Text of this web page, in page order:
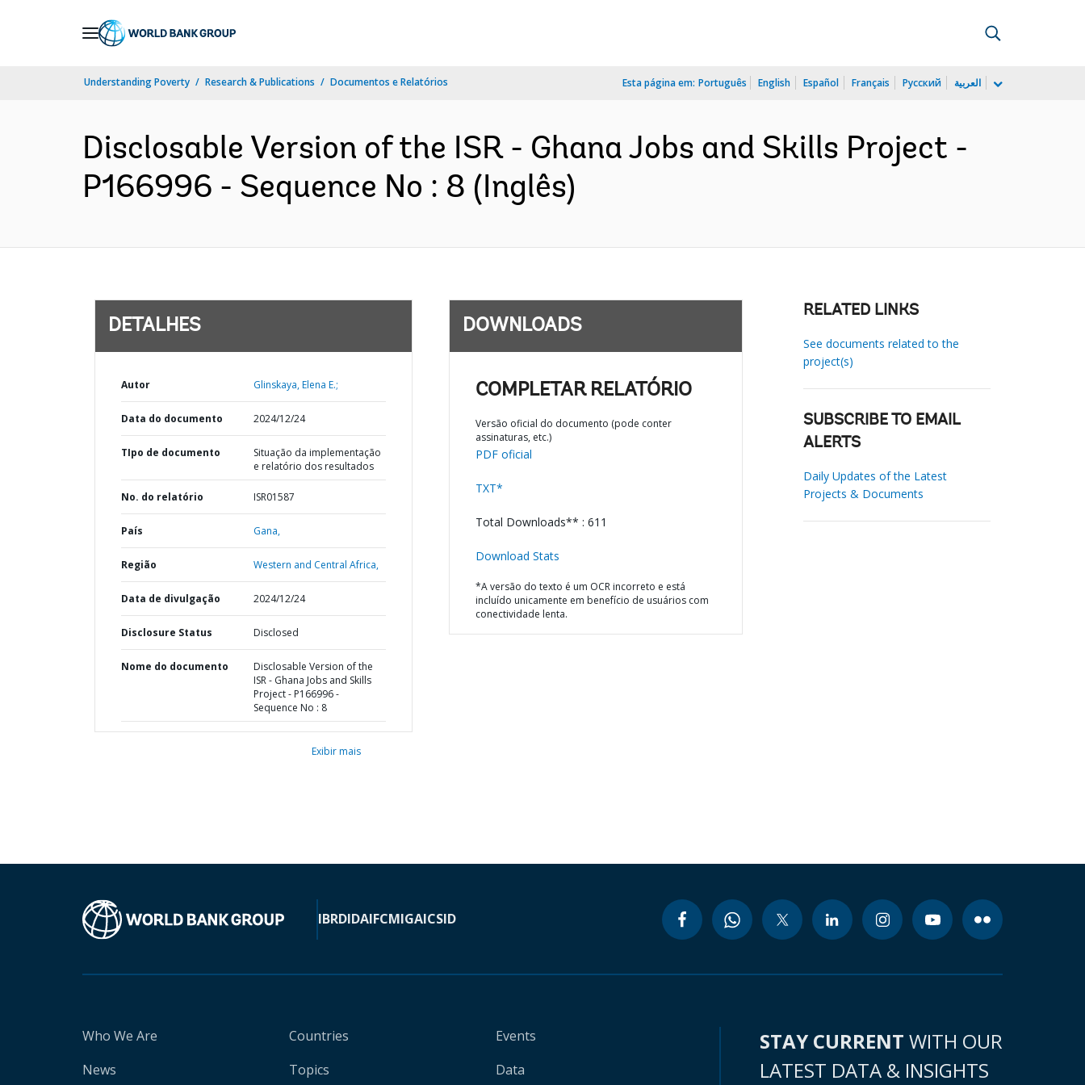
Understanding Poverty Research & Publications Documentos e Relatórios Esta página em: Português English Español Français Русский العربية
Disclosable Version of the ISR - Ghana Jobs and Skills Project -
P166996 - Sequence No : 8 (Inglês)
DETALHES
Autor Glinskaya, Elena E.;
Data do documento 2024/12/24
TIpo de documento
Situação da implementação
e relatório dos resultados
No. do relatório ISR01587
País Gana,
Região Western and Central Africa,
Data de divulgação 2024/12/24
Disclosure Status Disclosed
Nome do documento
Disclosable Version of the
ISR - Ghana Jobs and Skills
Project - P166996 -
Sequence No : 8
Exibir mais
DOWNLOADS
COMPLETAR RELATÓRIO
Versão oficial do documento (pode conter
assinaturas, etc.)
PDF oficial
TXT*
Total Downloads** : 611
Download Stats
*A versão do texto é um OCR incorreto e está
incluído unicamente em benefício de usuários com
conectividade lenta.
RELATED LINKS
See documents related to the
project(s)
SUBSCRIBE TO EMAIL
ALERTS
Daily Updates of the Latest
Projects & Documents
IBRDIDAIFCMIGAICSID
Who We Are
News
Countries
Topics
Events
Data
STAY CURRENT WITH OUR
LATEST DATA & INSIGHTS